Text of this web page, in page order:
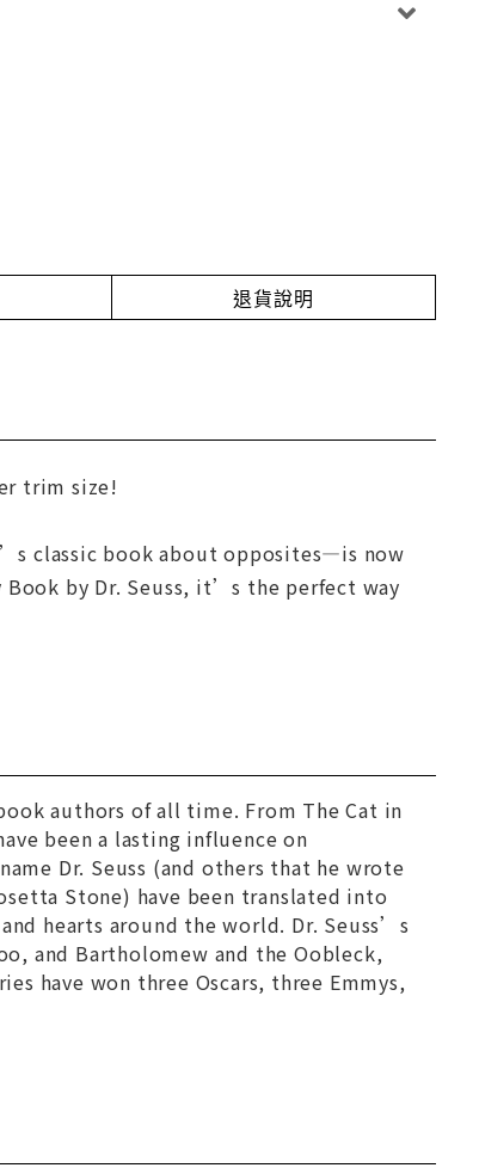
退貨說明
trim size!
classic book about opposites—is now
by Dr. Seuss, it’s the perfect way
authors of all time. From The Cat in
been a lasting influence on
Dr. Seuss (and others that he wrote
Stone) have been translated into
hearts around the world. Dr. Seuss’s
and Bartholomew and the Oobleck,
have won three Oscars, three Emmys,